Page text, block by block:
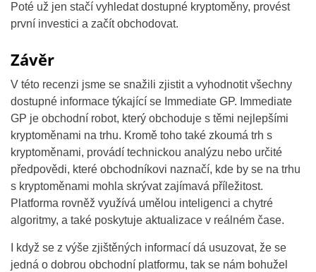
Poté už jen stačí vyhledat dostupné kryptoměny, provést
první investici a začít obchodovat.
Závěr
V této recenzi jsme se snažili zjistit a vyhodnotit všechny
dostupné informace týkající se Immediate GP. Immediate
GP je obchodní robot, který obchoduje s těmi nejlepšími
kryptoměnami na trhu. Kromě toho také zkoumá trh s
kryptoměnami, provádí technickou analýzu nebo určité
předpovědi, které obchodníkovi naznačí, kde by se na trhu
s kryptoměnami mohla skrývat zajímavá příležitost.
Platforma rovněž využívá umělou inteligenci a chytré
algoritmy, a také poskytuje aktualizace v reálném čase.
I když se z výše zjištěných informací dá usuzovat, že se
jedná o dobrou obchodní platformu, tak se nám bohužel